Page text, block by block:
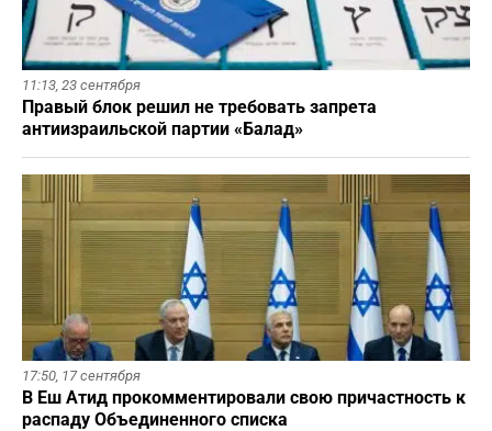
11:13, 23 сентября
Правый блок решил не требовать запрета
антиизраильской партии «Балад»
17:50, 17 сентября
В Еш Атид прокомментировали свою причастность к
распаду Объединенного списка